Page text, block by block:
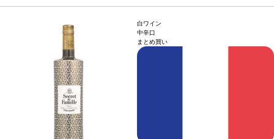
料理、魚料理（サーモン、マグロ）、山羊のチーズなどと好相性。
*本ヴィンテージが在庫切れの場合、在庫があり価格が同様の場合は自動的に次
のヴィンテージに変更されます、ご了承ください。
白ワイン
中辛口
まとめ買い